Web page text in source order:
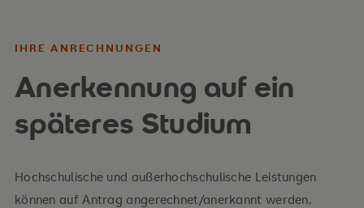
IHRE ANRECHNUNGEN
Anerkennung auf ein
späteres Studium
Hochschulische und außerhochschulische Leistungen
können auf Antrag angerechnet/anerkannt werden.